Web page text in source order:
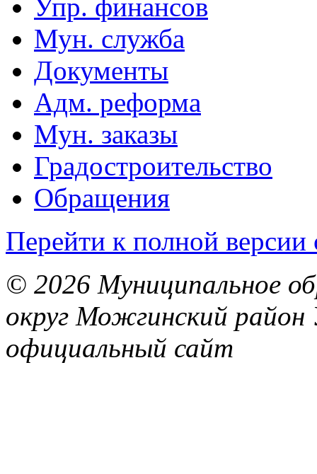
Упр. финансов
Мун. служба
Документы
Адм. реформа
Мун. заказы
Градостроительство
Обращения
Перейти к полной версии
© 2026 Муниципальное
округ Можгинский район
официальный сайт